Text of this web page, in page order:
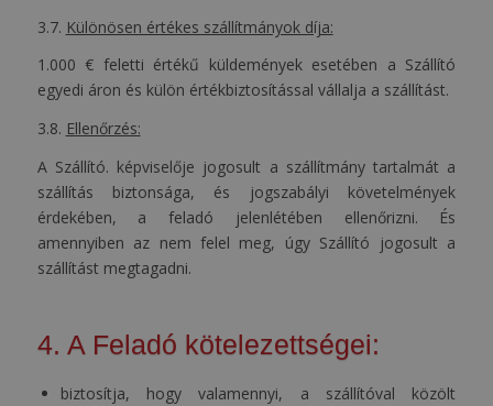
3.7. Különösen értékes szállítmányok díja:
1.000 € feletti értékű küldemények esetében a Szállító
egyedi áron és külön értékbiztosítással vállalja a szállítást.
3.8. Ellenőrzés:
A Szállító. képviselője jogosult a szállítmány tartalmát a
szállítás biztonsága, és jogszabályi követelmények
érdekében, a feladó jelenlétében ellenőrizni. És
amennyiben az nem felel meg, úgy Szállító jogosult a
szállítást megtagadni.
4. A Feladó kötelezettségei:
biztosítja, hogy valamennyi, a szállítóval közölt